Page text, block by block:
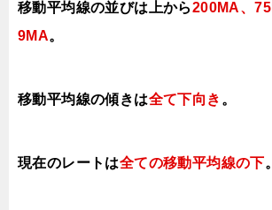
移動平均線の並びは上から200MA、
9MA。
移動平均線の傾きは全て下向き 。
現在のレートは全ての移動平均線の下。